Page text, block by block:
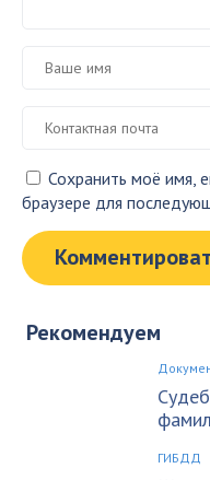
Сохранить моё имя,
браузере для
Рекомендуем
ГИБДД